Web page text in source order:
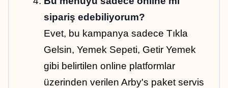
sipariş edebiliyorum?
Evet, bu kampanya sadece Tıkla
Gelsin, Yemek Sepeti, Getir Yemek
gibi belirtilen online platformlar
üzerinden verilen Arby's paket servis